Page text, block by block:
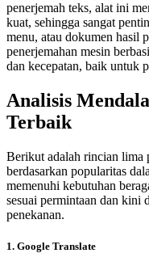
penerjemah teks, alat ini
kuat, sehingga sangat
menu, atau dokumen hasil
penerjemahan mesin
dan kecepatan, baik untuk
Analisis
Terbaik
Berikut adalah rincian lima
berdasarkan popularitas
memenuhi kebutuhan
sesuai permintaan dan kini
penekanan.
1. Google Translate